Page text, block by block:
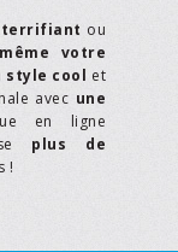
terrifiant ou
votre
style cool et
avec une
en ligne
plus de
!